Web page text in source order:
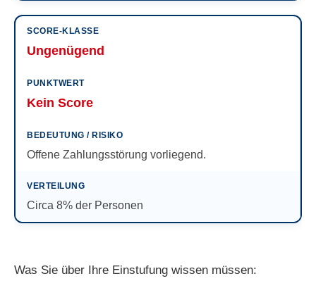
Ungenügend
Kein Score
Offene Zahlungsstörung vorliegend.
Circa 8% der Personen
Was Sie über Ihre Einstufung wissen müssen: